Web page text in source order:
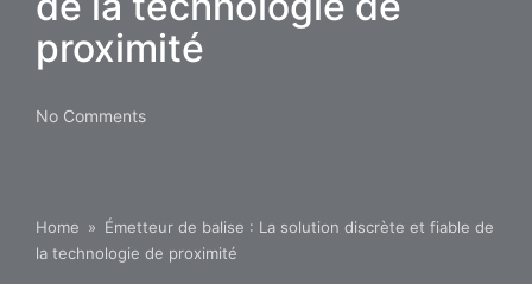
proximité
No Comments
Home » Émetteur de balise : La solution discrète et fiable de
la technologie de proximité